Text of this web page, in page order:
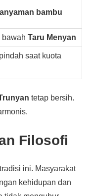
anyaman bambu
bawahTaru Menyan
saat kuota
tetap bersih.
Filosofi
ini. Masyarakat
kehidupan dan